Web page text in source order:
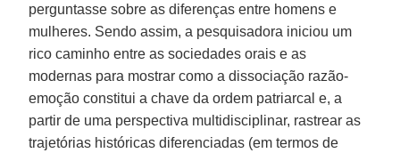
perguntasse sobre as diferenças entre homens e
mulheres. Sendo assim, a pesquisadora iniciou um
rico caminho entre as sociedades orais e as
modernas para mostrar como a dissociação razão-
emoção constitui a chave da ordem patriarcal e, a
partir de uma perspectiva multidisciplinar, rastrear as
trajetórias históricas diferenciadas (em termos de